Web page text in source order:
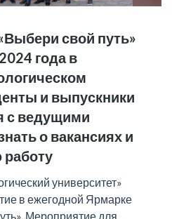
свой путь»
года в
и выпускники
с ведущими
о вакансиях и
университет»
в ежегодной Ярмарке
Мероприятие для